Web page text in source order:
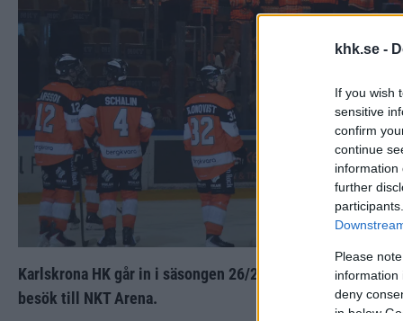
khk.se -
If you wish
sensitive
confirm
continue
information
further
Please
information
deny
in below
Karlskrona HK går in i säsongen 26/27 med
besök till NKT Arena.